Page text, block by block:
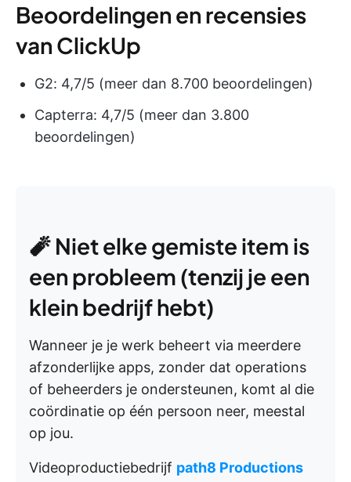
Beoordelingen en recensies
van ClickUp
G2: 4,7/5 (meer dan 8.700 beoordelingen)
Capterra: 4,7/5 (meer dan 3.800
beoordelingen)
🧨 Niet elke gemiste item is
een probleem (tenzij je een
klein bedrijf hebt)
Wanneer je je werk beheert via meerdere
afzonderlijke apps, zonder dat operations
of beheerders je ondersteunen, komt al die
coördinatie op één persoon neer, meestal
op jou.
Videoproductiebedrijf path8 Productions